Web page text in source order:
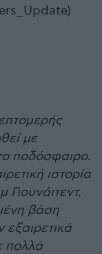
με
ποδόσφαιρο.
ιστορία
βάση
πολλά